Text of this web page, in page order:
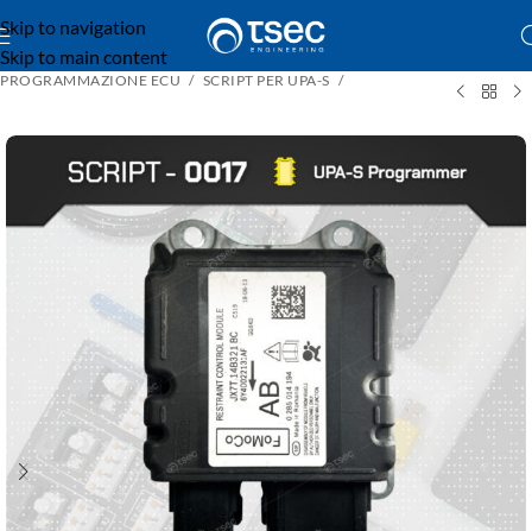
Skip to navigation
Skip to main content
PROGRAMMAZIONE ECU SCRIPT PER UPA-S